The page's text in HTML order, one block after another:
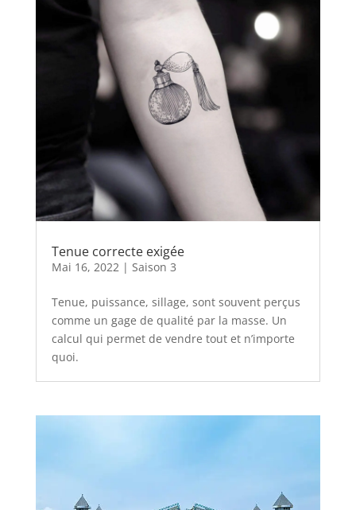
Tenue correcte exigée
Mai 16, 2022| Saison 3
Tenue, puissance, sillage, sont souvent perçus
comme un gage de qualité par la masse. Un
calcul qui permet de vendre tout et n’importe
quoi.